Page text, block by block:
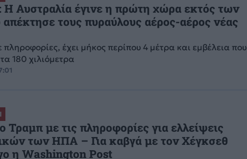
Αυστραλία έγινε η πρώτη χώρα εκτός των
τους πυραύλους αέρος-αέρος νέας
έχει μήκος περίπου 4 μέτρα και εμβέλεια που
180 χιλιόμετρα
Τραμπ με τις πληροφορίες για ελλείψεις
των ΗΠΑ – Για καβγά με τον Χέγκσεθ
η Washington Post